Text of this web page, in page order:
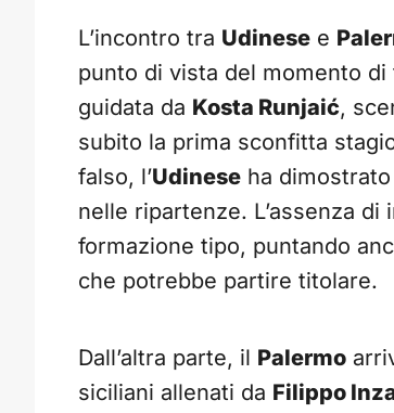
L’incontro tra Udinese e
punto di vista del momento
guidata da Kosta Runjaić,
subito la prima sconfitta
falso, l’Udinese ha
nelle ripartenze. L’assenza
formazione tipo, puntando
che potrebbe partire titolare.
Dall’altra parte, il Palermo
siciliani allenati da Filippo